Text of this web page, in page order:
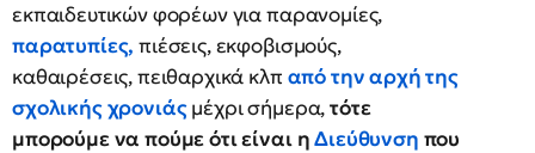
εκπαιδευτικών φορέων για παρανομίες,
παρατυπίες, πιέσεις, εκφοβισμούς,
καθαιρέσεις, πειθαρχικά κλπ από την αρχή της
σχολικής χρονιάςμέχρι σήμερα,τότε
μπορούμε να πούμε ότι είναι ηΔιεύθυνση που